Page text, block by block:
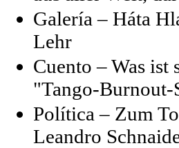
Galería – Háta
Lehr
Cuento – Was ist
"Tango-
Política – Zum
Leandro